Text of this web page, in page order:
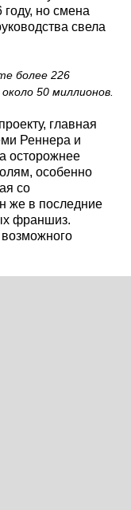
году, но смена
свела
более 226
50 миллионов.
главная
Реннера и
осторожнее
особенно
со
же в последние
франшиз.